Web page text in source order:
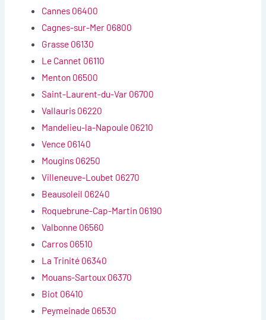
Cannes 06400
Cagnes-sur-Mer 06800
Grasse 06130
Le Cannet 06110
Menton 06500
Saint-Laurent-du-Var 06700
Vallauris 06220
Mandelieu-la-Napoule 06210
Vence 06140
Mougins 06250
Villeneuve-Loubet 06270
Beausoleil 06240
Roquebrune-Cap-Martin 06190
Valbonne 06560
Carros 06510
La Trinité 06340
Mouans-Sartoux 06370
Biot 06410
Peymeinade 06530